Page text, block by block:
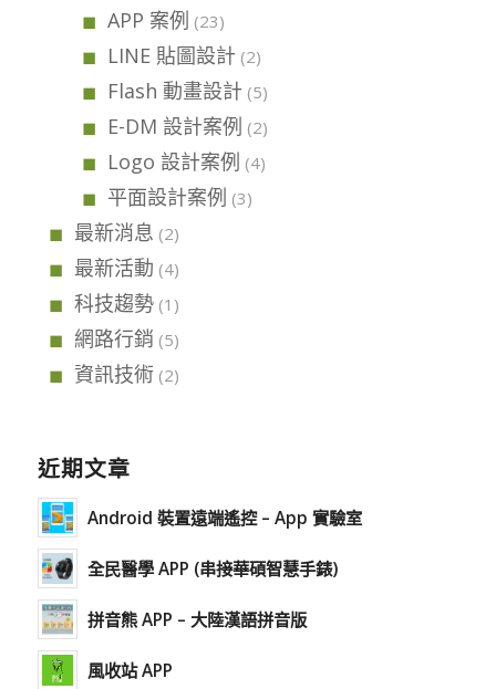
APP 案例 (23)
LINE 貼圖設計(2)
Flash 動畫設計(5)
E-DM 設計案例 (2)
Logo 設計案例 (4)
平面設計案例 (3)
最新消息 (2)
最新活動 (4)
科技趨勢(1)
網路行銷 (5)
資訊技術(2)
近期文章
Android 裝置遠端遙控 – App 實驗室
全民醫學 APP (串接華碩智慧手錶)
拼音熊 APP – 大陸漢語拼音版
風收站 APP